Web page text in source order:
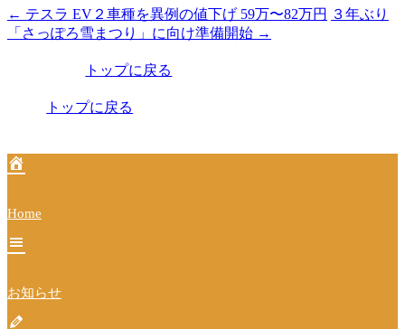
投
稿
ー
ョ
ン
← テスラ EV２車種を異例の値下げ 59万〜82万円
３年ぶり
「さっぽろ雪まつり」に向け準備開始 →
トップに戻る
トップに戻る
Home
お知らせ